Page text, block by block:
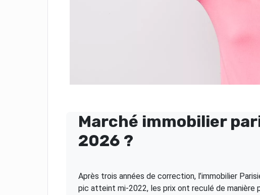
Marché immobilier
2026 ?
Après trois années de correction, l’immobilier
pic atteint mi-2022, les prix ont reculé de manière